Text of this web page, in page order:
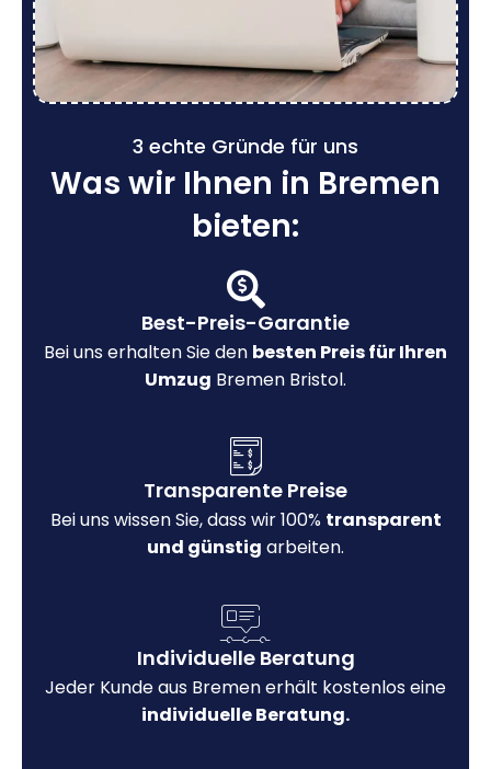
3 echte Gründe für uns
Was wir Ihnen in Bremen
bieten:
Best-Preis-Garantie
Bei uns erhalten Sie den besten Preis für Ihren
Umzug Bremen Bristol.
Transparente Preise
Bei uns wissen Sie, dass wir 100% transparent
und günstig arbeiten.
Individuelle Beratung
Jeder Kunde aus Bremen erhält kostenlos eine
individuelle Beratung.